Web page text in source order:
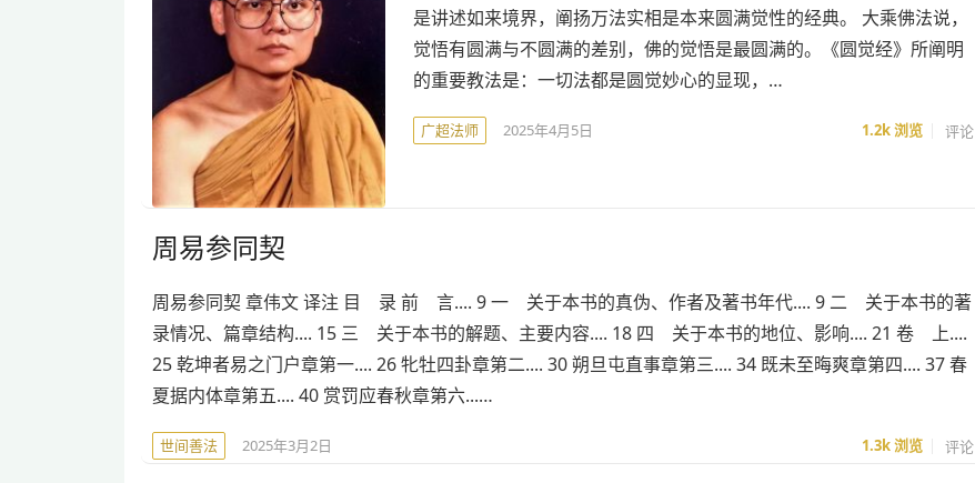
是讲述如来境界，阐扬万法实相是本来圆满觉性的经典。 大乘佛法说，
觉悟有圆满与不圆满的差别，佛的觉悟是最圆满的。《圆觉经》所阐明
的重要教法是：一切法都是圆觉妙心的显现，…
广超法师 2025年4月5日 1.2k浏览 评论
周易参同契
周易参同契 章伟文 译注 目 录 前 言.... 9 一 关于本书的真伪、作者及著书年代.... 9 二 关于本书的著
录情况、篇章结构.... 15 三 关于本书的解题、主要内容.... 18 四 关于本书的地位、影响.... 21 卷 上....
25 乾坤者易之门户章第一.... 26 牝牡四卦章第二.... 30 朔旦屯直事章第三.... 34 既未至晦爽章第四.... 37 春
夏据内体章第五.... 40 赏罚应春秋章第六...…
世间善法 2025年3月2日 1.3k浏览 评论